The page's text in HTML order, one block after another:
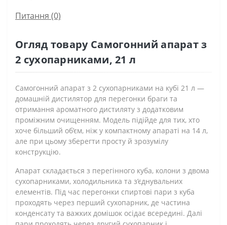
Питання (0)
Огляд товару Самогонний апарат з
2 сухопарниками, 21 л
Самогонний апарат з 2 сухопарниками на кубі 21 л —
домашній дистилятор для перегонки браги та
отримання ароматного дистиляту з додатковим
проміжним очищенням. Модель підійде для тих, хто
хоче більший об’єм, ніж у компактному апараті на 14 л,
але при цьому зберегти просту й зрозумілу
конструкцію.
Апарат складається з перегінного куба, колони з двома
сухопарниками, холодильника та з’єднувальних
елементів. Під час перегонки спиртові пари з куба
проходять через перший сухопарник, де частина
конденсату та важких домішок осідає всередині. Далі